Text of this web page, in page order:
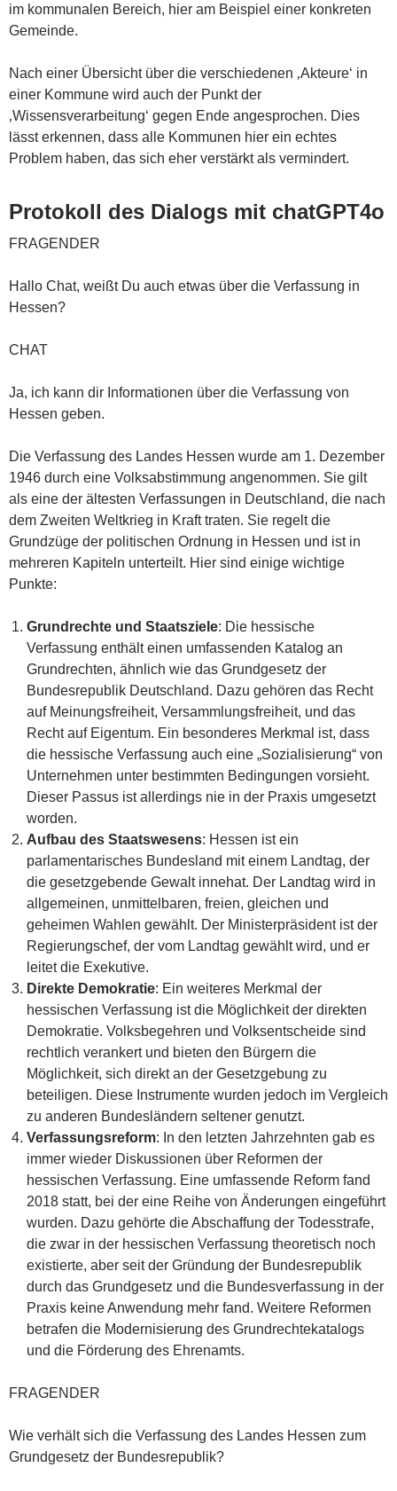
im kommunalen Bereich, hier am Beispiel einer konkreten
Gemeinde.
Nach einer Übersicht über die verschiedenen ‚Akteure‘ in
einer Kommune wird auch der Punkt der
‚Wissensverarbeitung‘ gegen Ende angesprochen. Dies
lässt erkennen, dass alle Kommunen hier ein echtes
Problem haben, das sich eher verstärkt als vermindert.
Protokoll des Dialogs mit chatGPT4o
FRAGENDER
Hallo Chat, weißt Du auch etwas über die Verfassung in
Hessen?
CHAT
Ja, ich kann dir Informationen über die Verfassung von
Hessen geben.
Die Verfassung des Landes Hessen wurde am 1. Dezember
1946 durch eine Volksabstimmung angenommen. Sie gilt
als eine der ältesten Verfassungen in Deutschland, die nach
dem Zweiten Weltkrieg in Kraft traten. Sie regelt die
Grundzüge der politischen Ordnung in Hessen und ist in
mehreren Kapiteln unterteilt. Hier sind einige wichtige
Punkte:
Grundrechte und Staatsziele: Die hessische
Verfassung enthält einen umfassenden Katalog an
Grundrechten, ähnlich wie das Grundgesetz der
Bundesrepublik Deutschland. Dazu gehören das Recht
auf Meinungsfreiheit, Versammlungsfreiheit, und das
Recht auf Eigentum. Ein besonderes Merkmal ist, dass
die hessische Verfassung auch eine „Sozialisierung“ von
Unternehmen unter bestimmten Bedingungen vorsieht.
Dieser Passus ist allerdings nie in der Praxis umgesetzt
worden.
Aufbau des Staatswesens: Hessen ist ein
parlamentarisches Bundesland mit einem Landtag, der
die gesetzgebende Gewalt innehat. Der Landtag wird in
allgemeinen, unmittelbaren, freien, gleichen und
geheimen Wahlen gewählt. Der Ministerpräsident ist der
Regierungschef, der vom Landtag gewählt wird, und er
leitet die Exekutive.
Direkte Demokratie: Ein weiteres Merkmal der
hessischen Verfassung ist die Möglichkeit der direkten
Demokratie. Volksbegehren und Volksentscheide sind
rechtlich verankert und bieten den Bürgern die
Möglichkeit, sich direkt an der Gesetzgebung zu
beteiligen. Diese Instrumente wurden jedoch im Vergleich
zu anderen Bundesländern seltener genutzt.
Verfassungsreform: In den letzten Jahrzehnten gab es
immer wieder Diskussionen über Reformen der
hessischen Verfassung. Eine umfassende Reform fand
2018 statt, bei der eine Reihe von Änderungen eingeführt
wurden. Dazu gehörte die Abschaffung der Todesstrafe,
die zwar in der hessischen Verfassung theoretisch noch
existierte, aber seit der Gründung der Bundesrepublik
durch das Grundgesetz und die Bundesverfassung in der
Praxis keine Anwendung mehr fand. Weitere Reformen
betrafen die Modernisierung des Grundrechtekatalogs
und die Förderung des Ehrenamts.
FRAGENDER
Wie verhält sich die Verfassung des Landes Hessen zum
Grundgesetz der Bundesrepublik?